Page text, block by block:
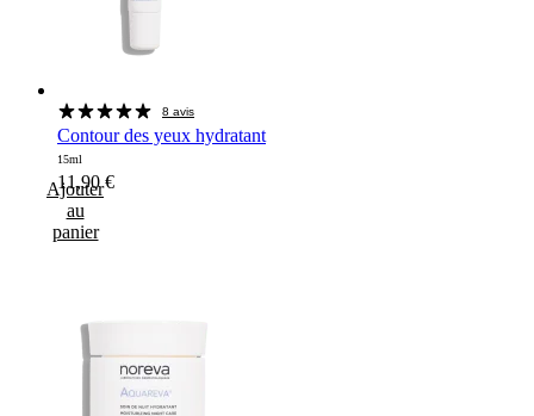
8 avis
Contour des yeux hydratant
15ml
11,90€
Ajouter
au
panier